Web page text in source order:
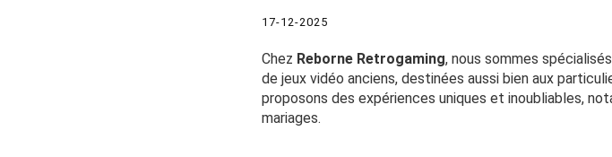
17-12-2025
Chez Reborne Retrogaming, nous sommes
de jeux vidéo anciens, destinées aussi bien aux
proposons des expériences uniques et inoubliables,
mariages.